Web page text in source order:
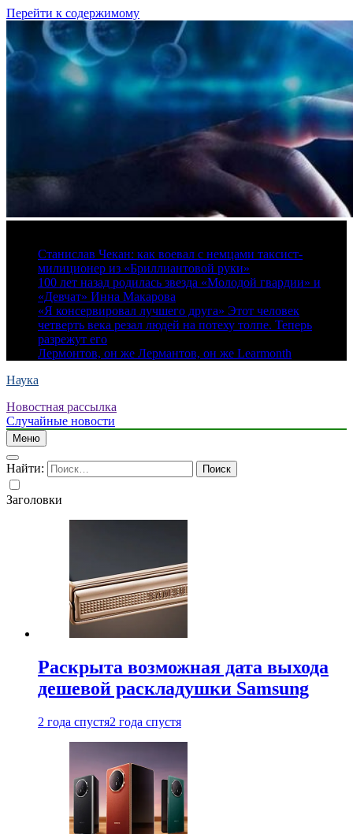
Перейти к содержимому
Станислав Чекан: как воевал с немцами таксист-
милиционер из «Бриллиантовой руки»
100 лет назад родилась звезда «Молодой гвардии» и
«Девчат» Инна Макарова
«Я консервировал лучшего друга» Этот человек
четверть века резал людей на потеху толпе. Теперь
разрежут его
Лермонтов, он же Лермантов, он же Learmonth
Наука
Новостная рассылка
Случайные новости
Меню
Найти:
Заголовки
Раскрыта возможная дата выхода
дешевой раскладушки Samsung
2 года спустя2 года спустя